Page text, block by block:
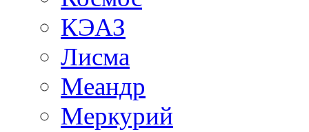
КЭАЗ
Лисма
Меандр
Меркурий